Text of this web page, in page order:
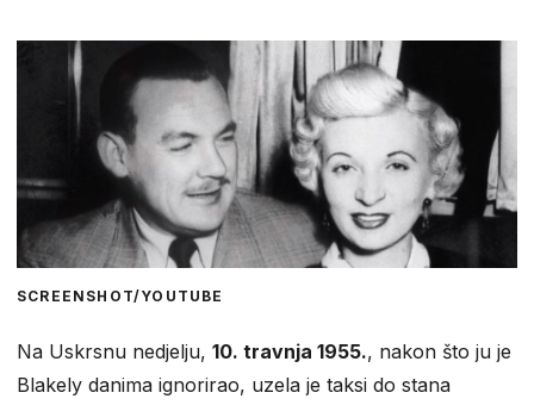
SCREENSHOT/YOUTUBE
Na Uskrsnu nedjelju, 10. travnja 1955., nakon što ju je
Blakely danima ignorirao, uzela je taksi do stana